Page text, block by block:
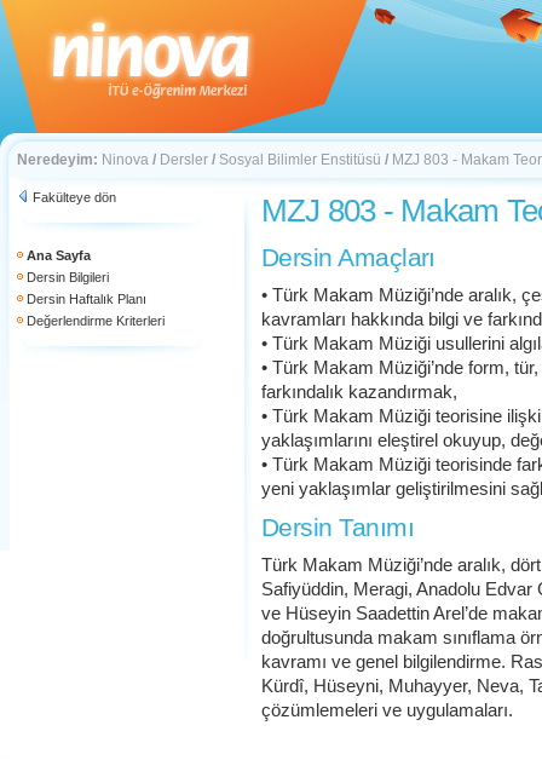
Neredeyim: Ninova / Dersler / Sosyal Bilimler Enstitüsü / MZJ 803 - Makam
Fakülteye dön
Ana Sayfa
Dersin Bilgileri
Dersin Haftalık Planı
Değerlendirme Kriterleri
MZJ 803 - Makam
Dersin Amaçları
• Türk Makam Müziği’nde aralık,
kavramları hakkında bilgi ve
• Türk Makam Müziği usullerini
• Türk Makam Müziği’nde form,
farkındalık kazandırmak,
• Türk Makam Müziği teorisine
yaklaşımlarını eleştirel okuyup,
• Türk Makam Müziği teorisinde
yeni yaklaşımlar geliştirilmesini
Dersin Tanımı
Türk Makam Müziği’nde aralık,
Safiyüddin, Meragi, Anadolu Edvar
ve Hüseyin Saadettin Arel’de
doğrultusunda makam sınıflama
kavramı ve genel bilgilendirme.
Kürdî, Hüseyni, Muhayyer, Neva,
çözümlemeleri ve uygulamaları.